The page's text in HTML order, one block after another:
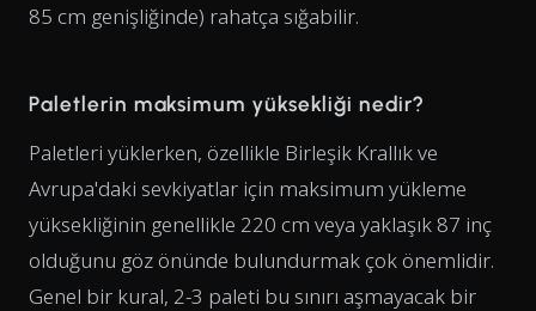
85 cm genişliğinde) rahatça sığabilir.
Paletlerin maksimum yüksekliği nedir?
Paletleri yüklerken, özellikle Birleşik Krallık ve
Avrupa'daki sevkiyatlar için maksimum yükleme
yüksekliğinin genellikle 220 cm veya yaklaşık 87 inç
olduğunu göz önünde bulundurmak çok önemlidir.
Genel bir kural, 2-3 paleti bu sınırı aşmayacak bir